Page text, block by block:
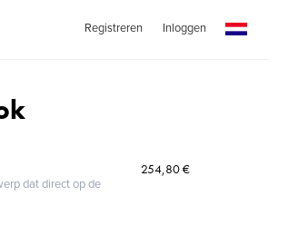
Registreren Inloggen
dat direct op de
254,80 €